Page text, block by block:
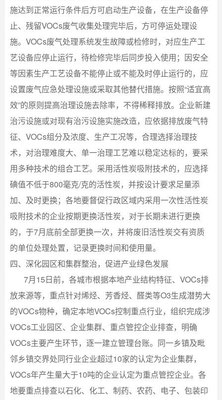
施达到正常运行条件后方可启动生产设备，在生产设备停
止、残留VOCs废气收集处理完毕后，方可停运处理设
施。VOCs废气处理系统发生故障或检修时，对应生产工
艺设备应停止运行，待检修完毕后同步投入使用；因安全
等因素生产工艺设备不能停止或不能及时停止运行的，应
设置废气应急处理设施或采取其他替代措施。按照“适宜高
效”的原则提高治理设施去除率，不得稀释排放。企业新建
治污设施或对现有治污设施实施改造，应依据排放废气特
征、VOCs组分及浓度、生产工况等，合理选择治理技
术，对治理难度大、单一治理工艺难以稳定达标的，要采
用多种技术的组合工艺。采用活性炭吸附技术的，应选择
碘值不低于800毫克/克的活性炭，并按设计要求足量添
加、及时更换；各地要督促行政区域内采用一次性活性炭
吸附技术的企业按期更换活性炭，对于长期未进行更换
的，于7月底前全部更换一次，并将废旧活性炭交有资质
的单位处理处置，记录更换时间和使用量。
四、深化园区和集群整治，促进产业绿色发展
7月15日前，各城市根据本地产业结构特征、VOCs排
放来源等，重点针对烯烃、芳香烃、醛类等O3生成潜势大
的VOCs物种，确定本地VOCs控制重点行业，组织完成涉
VOCs工业园区、企业集群、重点管控企业排查，明确
VOCs主要产生环节，逐一建立管理台账。同一乡镇及毗
邻乡镇交界处同行业企业超过10家的认定为企业集群，
VOCs年产生量大于10吨的企业认定为重点管控企业。各
地要重点排查以石化、化工、制药、农药、电子、包装印